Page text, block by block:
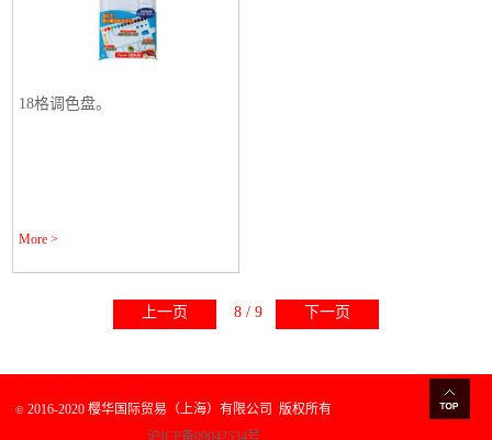
18格调色盘。
More >
上一页 8 / 9 下一页
©2016-2020 樱华国际贸易（上海）有限公司版权所有
沪ICP备09042534号